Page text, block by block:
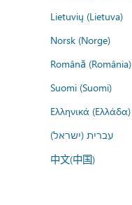
Lietuvių (Lietuva)
Norsk (Norge)
Română (România)
Suomi (Suomi)
Ελληνικά (Ελλάδα)
עברית (ישראל)
中文(中国)